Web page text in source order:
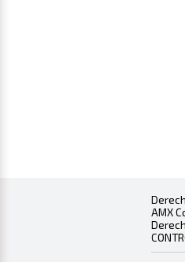
AMX